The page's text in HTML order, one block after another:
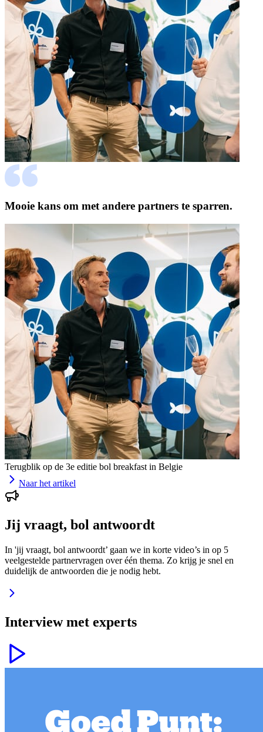
Mooie kans om met andere partners te sparren.
Terugblik op de 3e editie bol breakfast in Belgie
Naar het artikel
Jij vraagt, bol antwoordt
In 'jij vraagt, bol antwoordt’ gaan we in korte video’s in op 5
veelgestelde partner­vragen over één thema. Zo krijg je snel en
duidelijk de antwoorden die je nodig hebt.
Interview met experts